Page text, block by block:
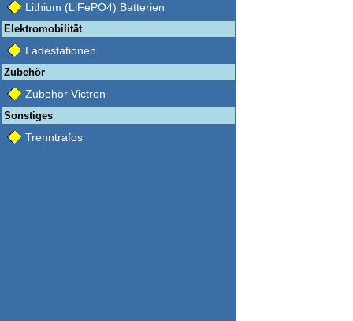
Lithium (LiFePO4) Batterien
Elektromobilität
Ladestationen
Zubehör
Zubehör Victron
Sonstiges
Trenntrafos